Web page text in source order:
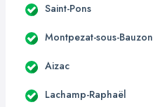
Saint-Pons
Montpezat-sous-Bauzon
Aizac
Lachamp-Raphaël